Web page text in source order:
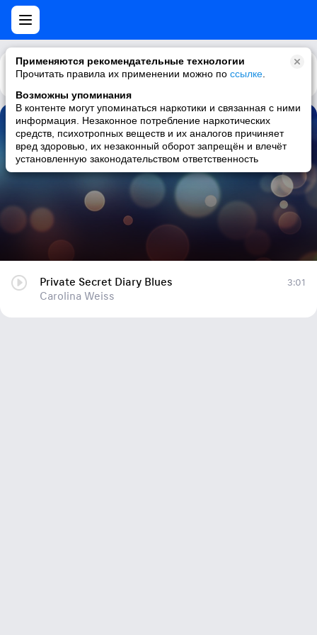
Применяются рекомендательные технологии
Прочитать правила их применении можно по ссылке
Возможны упоминания
В контенте могут упоминаться наркотики и связанная с ними
информация. Незаконное потребление наркотических
средств, психотропных веществ и их аналогов причиняет
вред здоровью, их незаконный оборот запрещён и влечёт
установленную законодательством ответственность
Каталог Рекомендации
Private Secret Diary Blues
Carolina Weiss
Private Secret Diary Blues
Carolina Weiss
3:01